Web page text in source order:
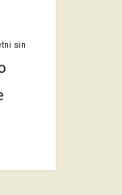
sin